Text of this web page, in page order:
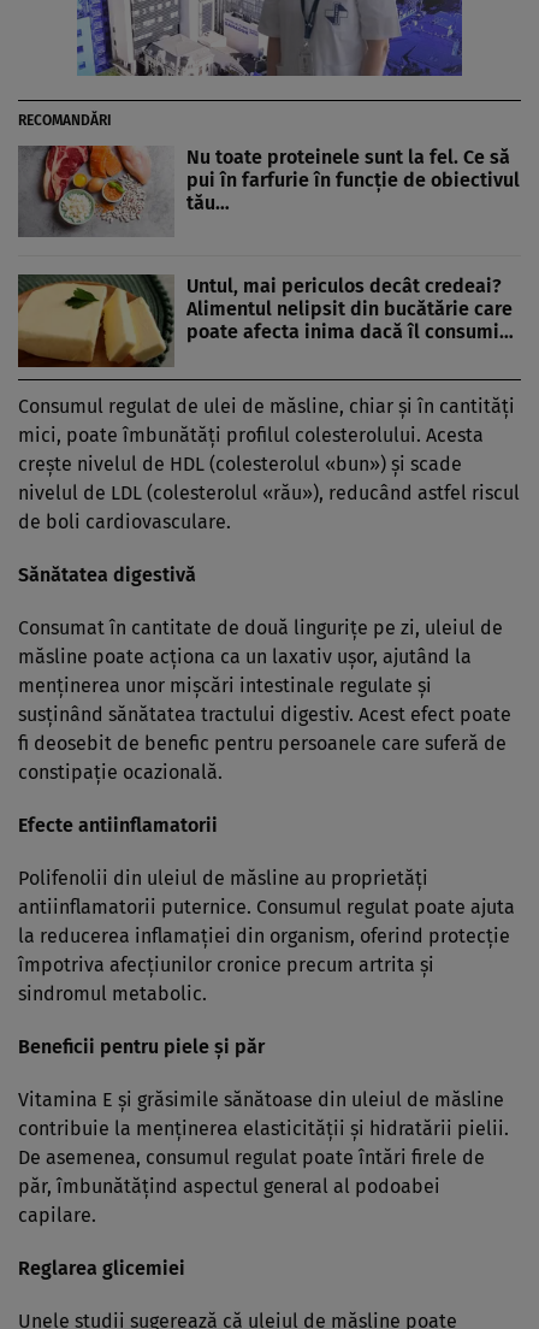
RECOMANDĂRI
Nu toate proteinele sunt la fel. Ce să
pui în farfurie în funcție de obiectivul
tău…
Untul, mai periculos decât credeai?
Alimentul nelipsit din bucătărie care
poate afecta inima dacă îl consumi…
Consumul regulat de ulei de măsline, chiar și în cantități
mici, poate îmbunătăți profilul colesterolului. Acesta
crește nivelul de HDL (colesterolul «bun») și scade
nivelul de LDL (colesterolul «rău»), reducând astfel riscul
de boli cardiovasculare.
Sănătatea digestivă
Consumat în cantitate de două lingurițe pe zi, uleiul de
măsline poate acționa ca un laxativ ușor, ajutând la
menținerea unor mișcări intestinale regulate și
susținând sănătatea tractului digestiv. Acest efect poate
fi deosebit de benefic pentru persoanele care suferă de
constipație ocazională.
Efecte antiinflamatorii
Polifenolii din uleiul de măsline au proprietăți
antiinflamatorii puternice. Consumul regulat poate ajuta
la reducerea inflamației din organism, oferind protecție
împotriva afecțiunilor cronice precum artrita și
sindromul metabolic.
Beneficii pentru piele și păr
Vitamina E și grăsimile sănătoase din uleiul de măsline
contribuie la menținerea elasticității și hidratării pielii.
De asemenea, consumul regulat poate întări firele de
păr, îmbunătățind aspectul general al podoabei
capilare.
Reglarea glicemiei
Unele studii sugerează că uleiul de măsline poate